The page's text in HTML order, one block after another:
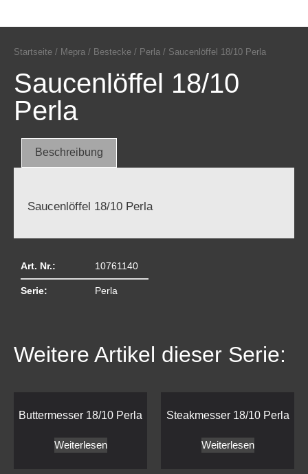
Startseite / Mepra / Bestecke / Perla / Saucenlöffel 18/10 Perla
Saucenlöffel 18/10
Perla
Beschreibung
Saucenlöffel 18/10 Perla
Art. Nr.: 10761140
Serie: Perla
Weitere Artikel dieser Serie:
Buttermesser 18/10 Perla
Weiterlesen
Steakmesser 18/10 Perla
Weiterlesen